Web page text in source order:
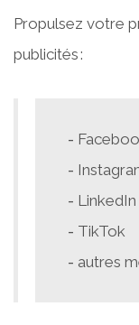
Propulsez votre
publicités :
LinkedIn
TikTok
autres